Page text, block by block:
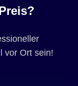
vor Ort sein!